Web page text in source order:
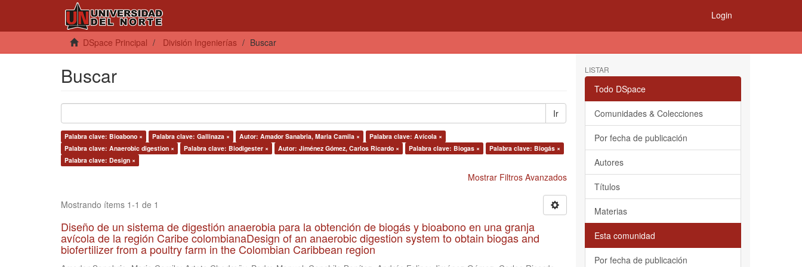
Login
DSpace Principal División Ingenierías Buscar
Buscar
Ir
Palabra clave: Bioabono × Palabra clave: Gallinaza × Autor: Amador Sanabria, Maria Camila ×
Palabra clave: Avícola ×
Palabra clave: Anaerobic digestion ×
Palabra clave: Biodigester × Autor: Jiménez Gómez, Carlos Ricardo × Palabra clave: Biogas ×
Palabra clave: Biogás ×
Palabra clave: Design ×
Mostrar Filtros Avanzados
Mostrando ítems 1-1 de 1
Diseño de un sistema de digestión anaerobia para la obtención de biogás y bioabono en una granja
avícola de la región Caribe colombianaDesign of an anaerobic digestion system to obtain biogas and
biofertilizer from a poultry farm in the Colombian Caribbean region
LISTAR
Todo DSpace
Comunidades & Colecciones
Por fecha de publicación
Autores
Títulos
Materias
Esta comunidad
Por fecha de publicación